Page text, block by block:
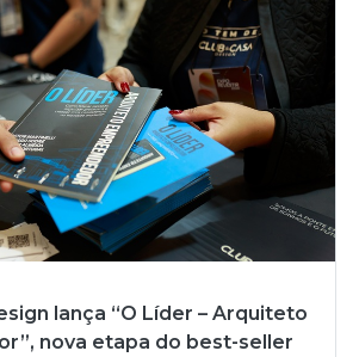
lança “O Líder – Arquiteto
nova etapa do best-seller